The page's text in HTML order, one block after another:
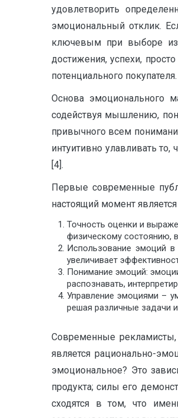
удовлетворить
эмоциональный отклик.
ключевым при выборе из
достижения, успехи,
потенциального
Основа эмоционального
содействуя мышлению,
привычного всем
интуитивно улавливать
[4].
Первые современные
настоящий момент
Точность оценки и
физическому состоянию,
Использование эмоций
увеличивает
Понимание эмоций:
распознавать,
Управление эмоциями –
решая различные задачи
Современные
является рационально-
эмоциональное? Это
продукта; силы его
сходятся в том, что